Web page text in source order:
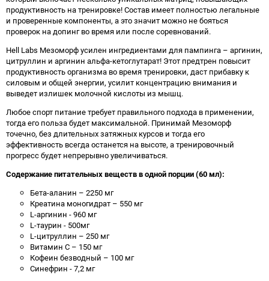
продуктивность на тренировке! Состав имеет полностью легальные
и проверенные компоненты, а это значит можно не бояться
проверок на допинг во время или после соревнований.
Hell Labs Мезоморф усилен ингредиентами для пампинга – аргинин,
цитруллин и аргинин альфа-кетоглутарат! Этот предтрен повысит
продуктивность организма во время тренировки, даст прибавку к
силовым и общей энергии, усилит концентрацию внимания и
выведет излишек молочной кислоты из мышц.
Любое спорт питание требует правильного подхода в применении,
тогда его польза будет максимальной. Принимай Мезоморф
точечно, без длительных затяжных курсов и тогда его
эффективность всегда останется на высоте, а тренировочный
прогресс будет непрерывно увеличиваться.
Содержание питательных веществ в одной порции (60 мл):
Бета-аланин – 2250 мг
Креатина моногидрат – 550 мг
L-аргинин - 960 мг
L-таурин - 500мг
L-цитруллин – 250 мг
Витамин С – 150 мг
Кофеин безводный – 100 мг
Синефрин - 7,2 мг